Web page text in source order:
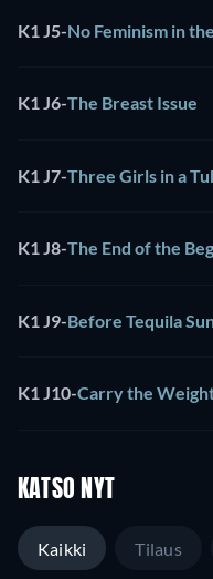
K1 J5-No Feminism in
K1 J6-The Breast Issue
K1 J7-Three Girls in a
K1 J8-The End of the
K1 J9-Before Tequila
K1 J10-Carry the
KATSO NYT
Kaikki Tilaus